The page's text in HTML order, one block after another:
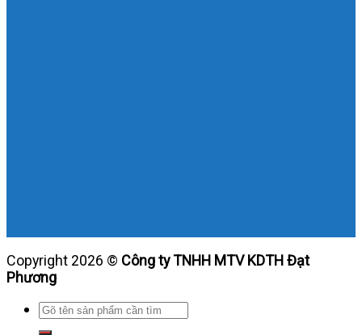
Copyright 2026 © Công ty TNHH MTV KDTH Đạt
Phương
Tìm